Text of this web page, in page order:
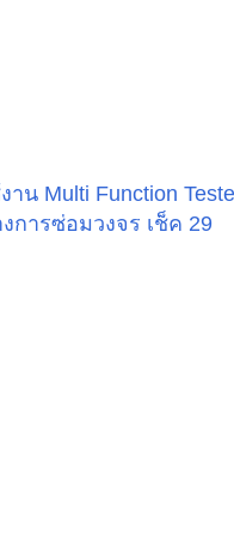
น Multi Function
การซ่อมวงจร เช็ค 29